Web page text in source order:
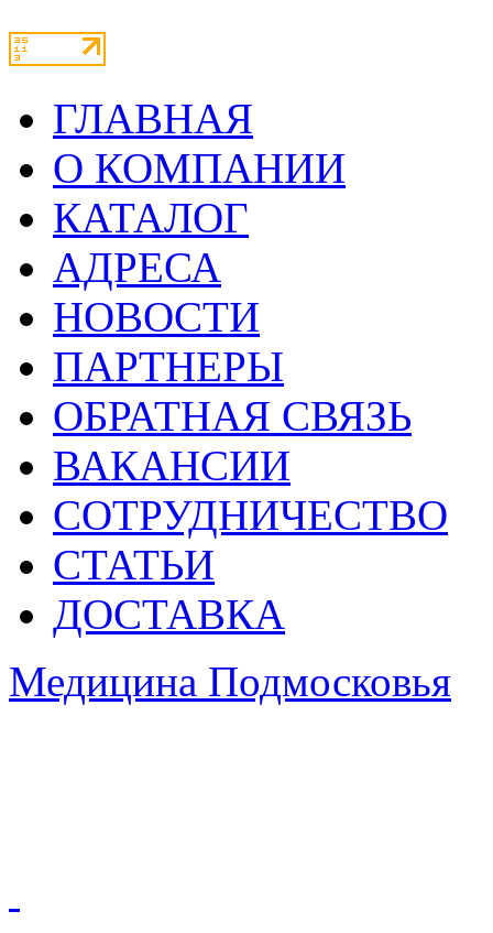
ГЛАВНАЯ
О КОМПАНИИ
КАТАЛОГ
АДРЕСА
НОВОСТИ
ПАРТНЕРЫ
ОБРАТНАЯ СВЯЗЬ
ВАКАНСИИ
СОТРУДНИЧЕСТВО
СТАТЬИ
ДОСТАВКА
Медицина Подмосковья